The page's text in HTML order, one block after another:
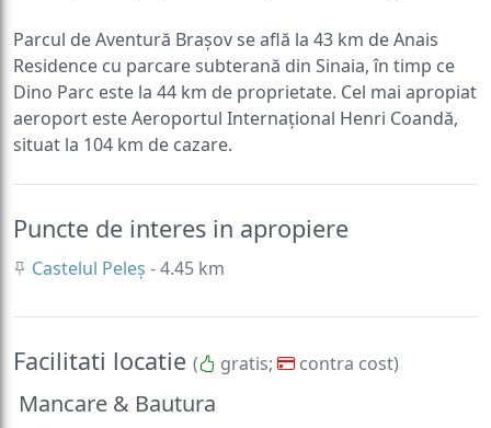
Parcul de Aventură Brașov se află la 43 km de Anais
Residence cu parcare subterană din Sinaia, în timp ce
Dino Parc este la 44 km de proprietate. Cel mai apropiat
aeroport este Aeroportul Internațional Henri Coandă,
situat la 104 km de cazare.
Puncte de interes in apropiere
Castelul Peleș - 4.45 km
Facilitati locatie ( gratis; contra cost)
Mancare & Bautura